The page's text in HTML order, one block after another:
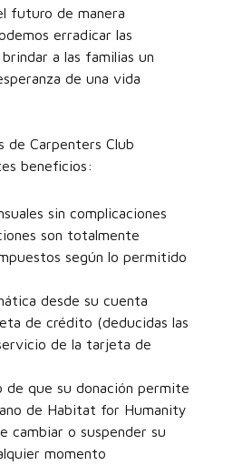
futuro de manera
erradicar las
a las familias un
de una vida
de Carpenters Club
beneficios:
sin complicaciones
son totalmente
según lo permitido
desde su cuenta
de crédito (deducidas las
de la tarjeta de
de que su donación permite
de Habitat for Humanity
cambiar o suspender su
momento